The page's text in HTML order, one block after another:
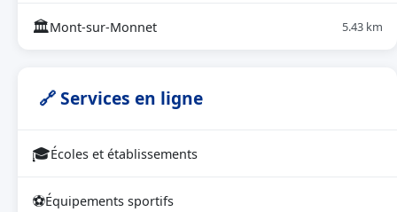
🏛Mont-sur-Monnet 5.43 km
🔗 Services en ligne
🎓Écoles et établissements
⚽Équipements sportifs